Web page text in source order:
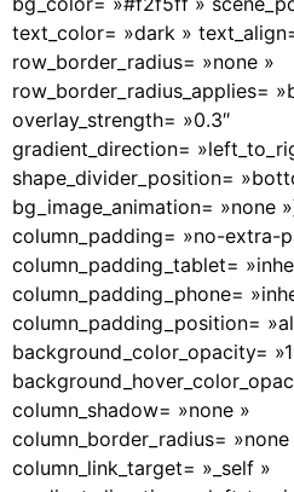
text_color= »dark »
row_border_radius= »none »
row_border_radius_applies=
overlay_strength= »0.3″
gradient_direction=
shape_divider_position=
bg_image_animation= »none
column_padding= »no-extra-
column_padding_tablet=
column_padding_phone=
column_padding_position=
background_color_opacity=
column_shadow= »none »
column_border_radius= »none
column_link_target= »_self »